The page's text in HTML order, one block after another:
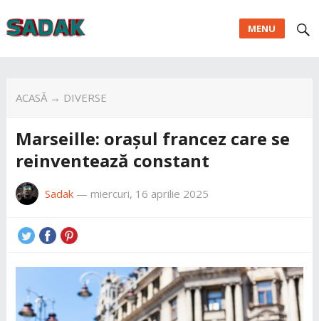
MENU
ACASĂ→ DIVERSE
Marseille: orașul francez care se
reinventează constant
Sadak— miercuri, 16 aprilie 2025